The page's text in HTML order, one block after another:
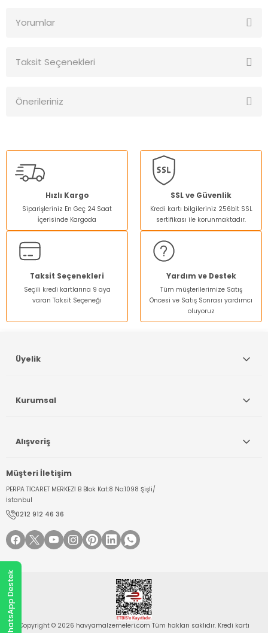
Yorumlar
Taksit Seçenekleri
Önerileriniz
kullanarak tarafımıza iletebilirsiniz.
Görüş ve önerileriniz için teşekkür ederiz.
Ürün resmi kalitesiz, bozuk veya görüntülenemiyor.
Ürün açıklamasında eksik bilgiler bulunuyor.
Ürün bilgilerinde hatalar bulunuyor.
Ürün fiyatı diğer sitelerden daha pahalı.
Bu ürüne benzer farklı alternatifler olmalı.
Hızlı Kargo
Siparişleriniz En Geç 24 Saat
İçerisinde Kargoda
SSL ve Güvenlik
Kredi kartı bilgileriniz 256bit SSL
sertifikası ile korunmaktadır.
Taksit Seçenekleri
Seçili kredi kartlarına 9 aya
varan Taksit Seçeneği
Yardım ve Destek
Tüm müşterilerimize Satış
Öncesi ve Satış Sonrası yardımcı
oluyoruz
Müşteri İletişim
PERPA TİCARET MERKEZİ B Blok Kat:8 No:1098 Şişli/
İstanbul
0212 912 46 36
Üyelik
Kurumsal
Alışveriş
Copyright © 2026 havyamalzemeleri.com Tüm hakları saklıdır. Kredi kartı
WhatsApp Destek